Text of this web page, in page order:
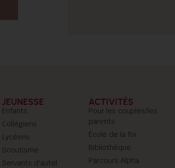
JEUNESSE
Enfants
Collégiens
Lycéens
Scoutisme
Servants d'autel
ACTIVITÉS
Pour les couples/les
parents
École de la foi
Bibliothèque
Parcours Alpha